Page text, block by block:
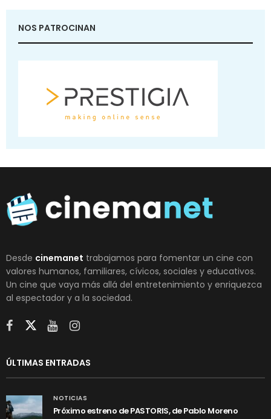
NOS PATROCINAN
Desde cinemanet trabajamos para fomentar un cine con
valores humanos, familiares, cívicos, sociales y educativos.
Un cine que vaya más allá del entretenimiento y enriquezca
al espectador y a la sociedad.
ÚLTIMAS ENTRADAS
NOTICIAS
Próximo estreno de PASTORIS, de Pablo Moreno